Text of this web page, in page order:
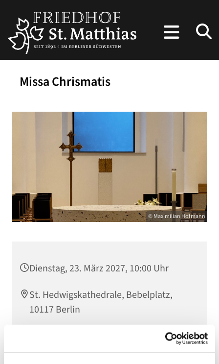
Missa Chrismatis
© Maximilian Hofmann
Dienstag, 23. März 2027, 10:00 Uhr
St. Hedwigskathedrale, Bebelplatz,
10117 Berlin